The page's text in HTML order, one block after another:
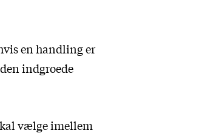
en handling er
indgroede
vælge imellem